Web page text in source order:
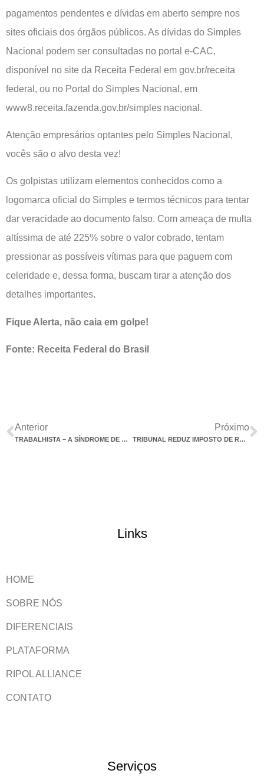
pagamentos pendentes e dívidas em aberto sempre nos
sites oficiais dos órgãos públicos. As dívidas do Simples
Nacional podem ser consultadas no portal e-CAC,
disponível no site da Receita Federal em gov.br/receita
federal, ou no Portal do Simples Nacional, em
www8.receita.fazenda.gov.br/simples nacional.
Atenção empresários optantes pelo Simples Nacional,
vocês são o alvo desta vez!
Os golpistas utilizam elementos conhecidos como a
logomarca oficial do Simples e termos técnicos para tentar
dar veracidade ao documento falso. Com ameaça de multa
altíssima de até 225% sobre o valor cobrado, tentam
pressionar as possíveis vítimas para que paguem com
celeridade e, dessa forma, buscam tirar a atenção dos
detalhes importantes.
Fique Alerta, não caia em golpe!
Fonte: Receita Federal do Brasil
Anterior
TRABALHISTA – A SÍNDROME DE BURNOUT
Próximo
TRIBUNAL REDUZ IMPOSTO DE RENDA SOBRE GANHOS COM AÇÕES EM IPO
Links
HOME
SOBRE NÓS
DIFERENCIAIS
PLATAFORMA
RIPOL ALLIANCE
CONTATO
Serviços